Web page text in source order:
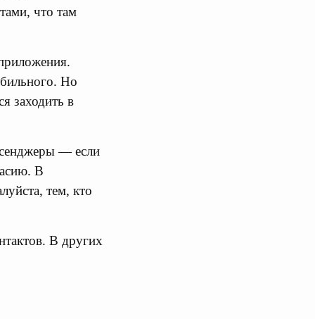
что там
Но
заходить в
— если
В
тем, кто
В других